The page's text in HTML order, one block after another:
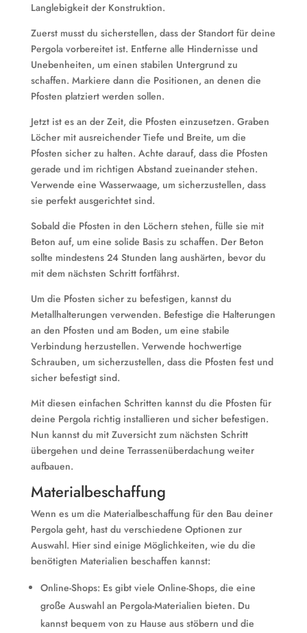
Langlebigkeit der Konstruktion.
Zuerst musst du sicherstellen, dass der Standort für deine
Pergola vorbereitet ist. Entferne alle Hindernisse und
Unebenheiten, um einen stabilen Untergrund zu
schaffen. Markiere dann die Positionen, an denen die
Pfosten platziert werden sollen.
Jetzt ist es an der Zeit, die Pfosten einzusetzen. Graben
Löcher mit ausreichender Tiefe und Breite, um die
Pfosten sicher zu halten. Achte darauf, dass die Pfosten
gerade und im richtigen Abstand zueinander stehen.
Verwende eine Wasserwaage, um sicherzustellen, dass
sie perfekt ausgerichtet sind.
Sobald die Pfosten in den Löchern stehen, fülle sie mit
Beton auf, um eine solide Basis zu schaffen. Der Beton
sollte mindestens 24 Stunden lang aushärten, bevor du
mit dem nächsten Schritt fortfährst.
Um die Pfosten sicher zu befestigen, kannst du
Metallhalterungen verwenden. Befestige die Halterungen
an den Pfosten und am Boden, um eine stabile
Verbindung herzustellen. Verwende hochwertige
Schrauben, um sicherzustellen, dass die Pfosten fest und
sicher befestigt sind.
Mit diesen einfachen Schritten kannst du die Pfosten für
deine Pergola richtig installieren und sicher befestigen.
Nun kannst du mit Zuversicht zum nächsten Schritt
übergehen und deine Terrassenüberdachung weiter
aufbauen.
Materialbeschaffung
Wenn es um die Materialbeschaffung für den Bau deiner
Pergola geht, hast du verschiedene Optionen zur
Auswahl. Hier sind einige Möglichkeiten, wie du die
benötigten Materialien beschaffen kannst:
Online-Shops: Es gibt viele Online-Shops, die eine
große Auswahl an Pergola-Materialien bieten. Du
kannst bequem von zu Hause aus stöbern und die